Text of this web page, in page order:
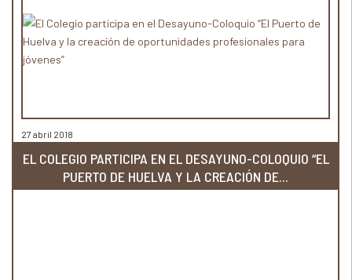
27 abril 2018
EL COLEGIO PARTICIPA EN EL DESAYUNO-COLOQUIO “EL
PUERTO DE HUELVA Y LA CREACIÓN DE...